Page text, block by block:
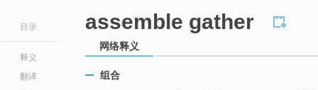
目录
释义
翻译
assemble gather
网络释义
组合